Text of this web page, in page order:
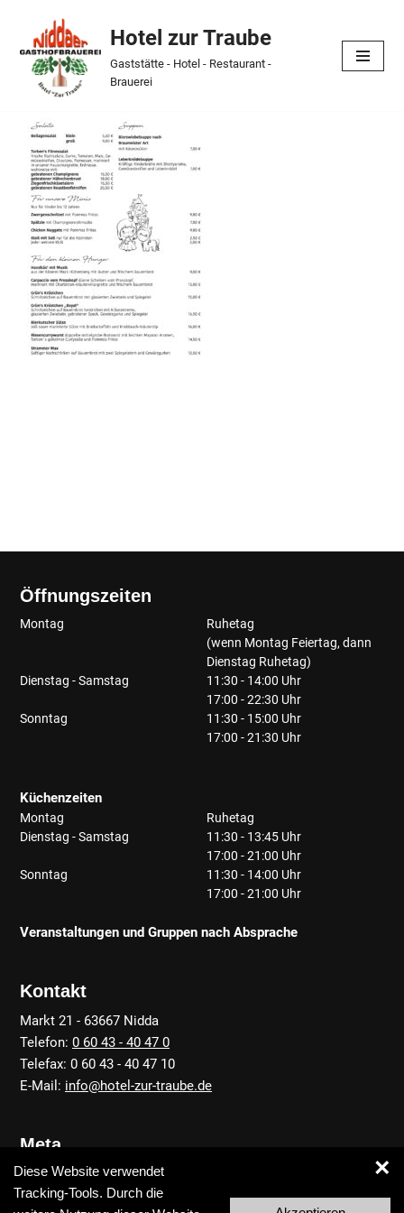
Skip
content
Hotel zur Traube
Gaststätte - Hotel - Restaurant -
Brauerei
Öffnungszeiten
Montag
Ruhetag
(wenn Montag Feiertag, dann
Dienstag Ruhetag)
Dienstag - Samstag
11:30 - 14:00 Uhr
17:00 - 22:30 Uhr
Sonntag
11:30 - 15:00 Uhr
17:00 - 21:30 Uhr
Küchenzeiten
Montag
Ruhetag
Dienstag - Samstag
11:30 - 13:45 Uhr
17:00 - 21:00 Uhr
Sonntag
11:30 - 14:00 Uhr
17:00 - 21:00 Uhr
Veranstaltungen und Gruppen nach Absprache
Kontakt
Markt 21 - 63667 Nidda
Telefon: 0 60 43 - 40 47 0
Telefax: 0 60 43 - 40 47 10
E-Mail: info@hotel-zur-traube.de
Meta
Anfahrt
Kontakt
×
Diese Website verwendet
Tracking-Tools. Durch die